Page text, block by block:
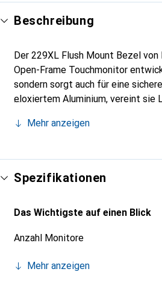
Beschreibung
Der 229XL Flush Mount Bezel
Open-Frame Touchmonitor
sondern sorgt auch für eine
eloxiertem Aluminium, vereint sie
einem Einzelhandelsgeschäft
eine ideale Lösung für alle, die
Mehr anzeigen
Spezifikationen
Das Wichtigste auf einen Blick
Anzahl Monitore
Mehr anzeigen